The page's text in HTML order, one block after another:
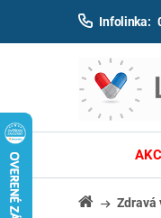
Infolinka:
Zdravá